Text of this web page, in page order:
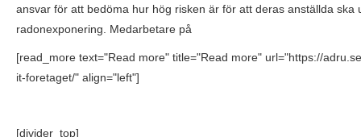
ansvar för att bedöma hur hög risken är för att deras anställda ska
radonexponering. Medarbetare på
[read_more text="Read more" title="Read more" url="https://
it-foretaget/" align="left"]
[divider_top]